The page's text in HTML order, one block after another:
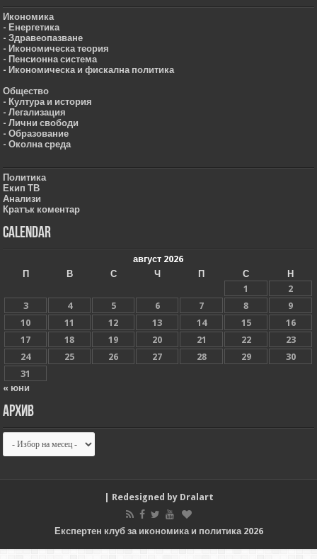
Икономика
- Енергетика
- Здравеопазване
- Икономическа теория
- Пенсионна система
- Икономическа и фискална политика
Общество
- Култура и история
- Легализация
- Лични свободи
- Образование
- Околна среда
Политика
Екип ТВ
Анализи
Кратък коментар
Calendar
август 2026
П
В С Ч П С
Н
1
2
3
4 5 6 7 8
9
10
11 12 13 14 15
16
17
18 19 20 21 22
23
24
25 26 27 28 29
30
31
« юни
Архив
Архив
| Redesigned by Dralart
Експертен клуб за икономика и политика 2026